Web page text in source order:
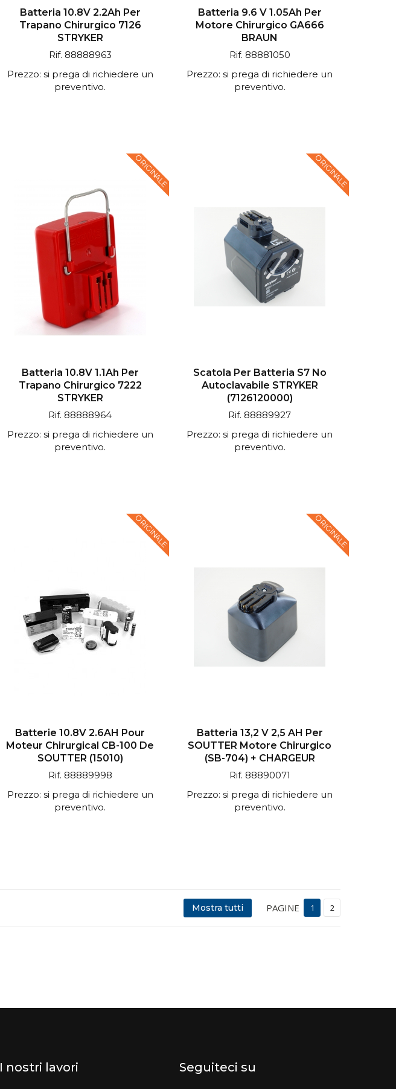
Batteria 10.8V 2.2Ah Per
Trapano Chirurgico 7126
STRYKER
Rif. 88888963
Prezzo: si prega di richiedere un
preventivo.
Batteria 9.6 V 1.05Ah Per
Motore Chirurgico GA666
BRAUN
Rif. 88881050
Prezzo: si prega di richiedere un
preventivo.
ORIGINALE
Batteria 10.8V 1.1Ah Per
Trapano Chirurgico 7222
STRYKER
Rif. 88888964
Prezzo: si prega di richiedere un
preventivo.
ORIGINALE
Scatola Per Batteria S7 No
Autoclavabile STRYKER
(7126120000)
Rif. 88889927
Prezzo: si prega di richiedere un
preventivo.
ORIGINALE
Batterie 10.8V 2.6AH Pour
Moteur Chirurgical CB-100 De
SOUTTER (15010)
Rif. 88889998
Prezzo: si prega di richiedere un
preventivo.
ORIGINALE
Batteria 13,2 V 2,5 AH Per
SOUTTER Motore Chirurgico
(SB-704) + CHARGEUR
Rif. 88890071
Prezzo: si prega di richiedere un
preventivo.
Mostra tutti PAGINE 1 2
I nostri lavori Seguiteci su